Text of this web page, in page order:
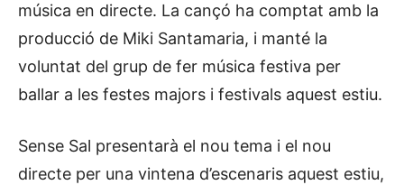
música en directe. La cançó ha comptat amb la
producció de Miki Santamaria, i manté la
voluntat del grup de fer música festiva per
ballar a les festes majors i festivals aquest estiu.
Sense Sal presentarà el nou tema i el nou
directe per una vintena d’escenaris aquest estiu,